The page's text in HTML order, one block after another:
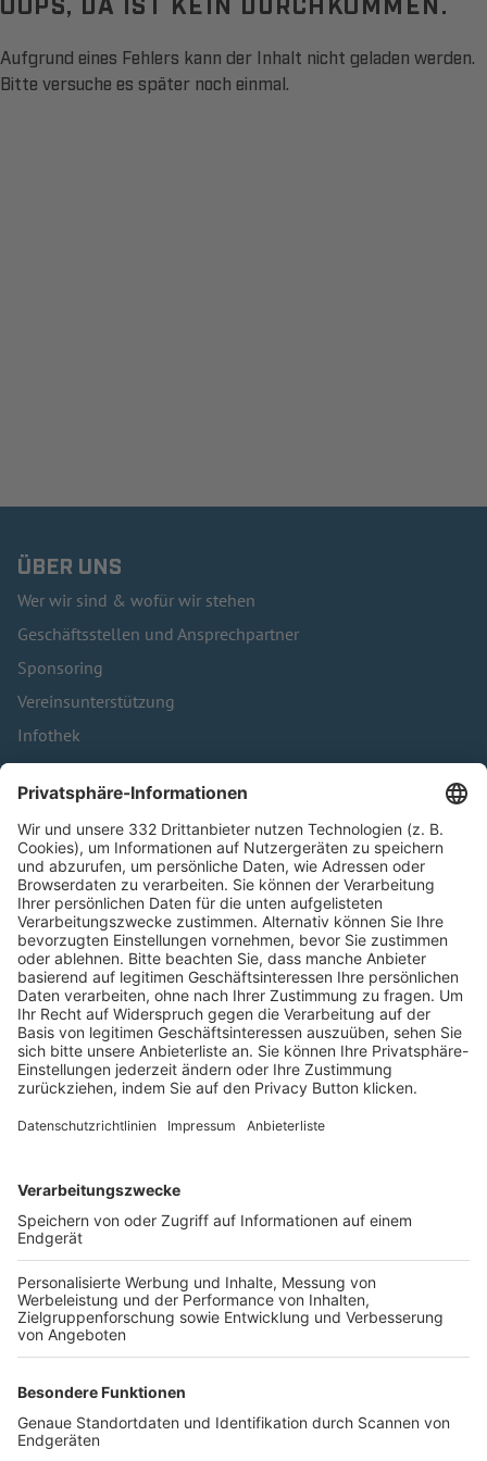
Aufgrund eines Fehlers kann der Inhalt nicht geladen werden.
Bitte versuche es später noch einmal.
ÜBER UNS
Wer wir sind & wofür wir stehen
Geschäftsstellen und Ansprechpartner
Sponsoring
Vereinsunterstützung
Infothek
Kontakt
HÄUFIG BESUCHTE SEITEN
Pässe und Vereinswechsel
Trainerausbildung
Schulungsangebot Vereinsmitarbeiter
BFV-Geschäftsstellen
Trainerbörse
Login SpielPlus
FOLGE DEM BFV
TOP-VEREINE
TOP-PARTNER